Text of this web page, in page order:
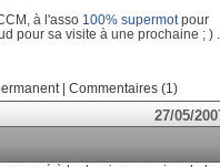
à l'asso 100% supermotpour
pour sa visite à une prochaine ; ) ...
Commentaires (1)
27/05/